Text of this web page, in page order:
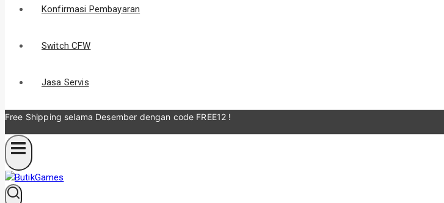
Konfirmasi Pembayaran
Switch CFW
Jasa Servis
Free Shipping selama Desember dengan code FREE12 !